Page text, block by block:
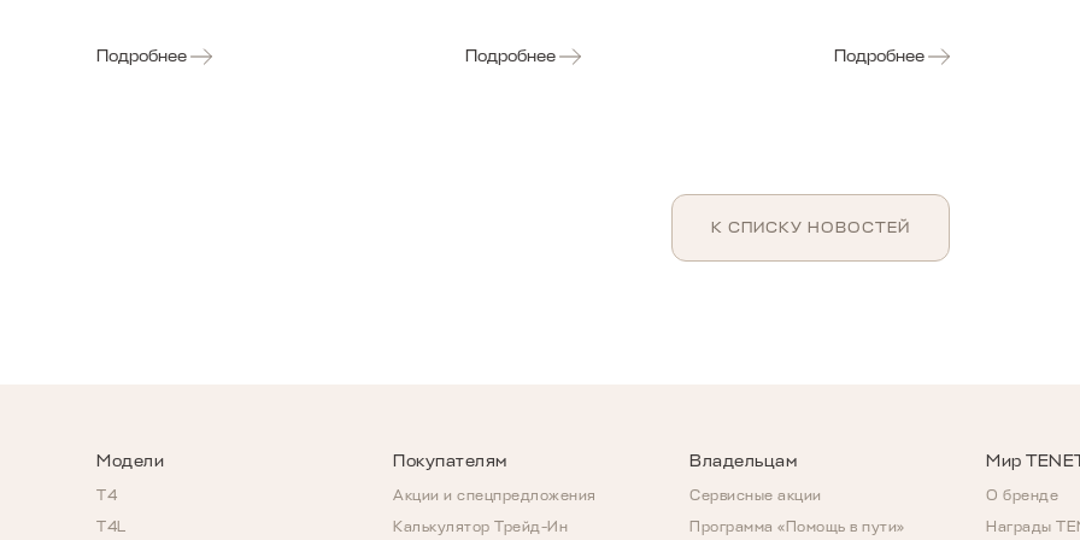
Подробнее Подробнее Подробнее
К СПИСКУ НОВОСТЕЙ
Модели
T4
T4L
Покупателям
Акции и спецпредложения
Калькулятор Трейд-Ин
Владельцам
Сервисные акции
Программа «Помощь в пути»
Мир
О бренде
Награды